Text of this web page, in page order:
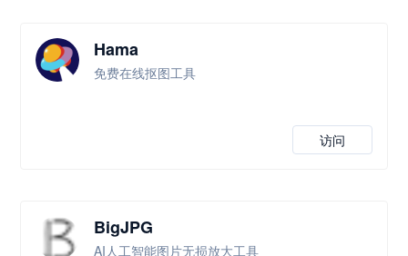
Hama
免费在线抠图工具
访问
BigJPG
AI人工智能图片无损放大工具